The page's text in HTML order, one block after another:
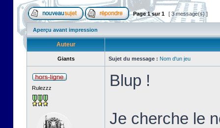
Page1sur1 [ 3 message(s) ]
Aperçu avant impression
Auteur
Giants Sujet du message : Nom d'un jeu
Rulezzz Blup !
Je cherche le